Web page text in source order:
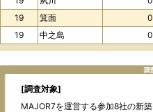
19
箕面
19
中之島
[調査対象]
MAJOR7を運営する参加8社の新